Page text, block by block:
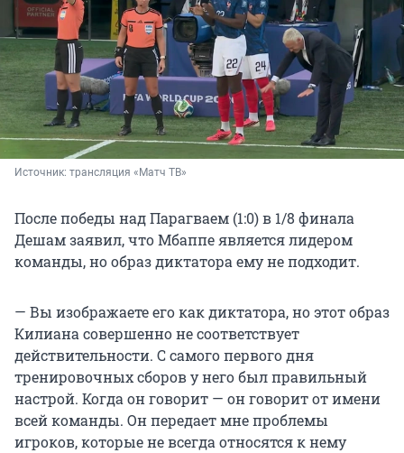
Источник: трансляция «Матч ТВ»
После победы над Парагваем (1:0) в 1/8 финала
Дешам заявил, что Мбаппе является лидером
команды, но образ диктатора ему не подходит.
— Вы изображаете его как диктатора, но этот образ
Килиана совершенно не соответствует
действительности. С самого первого дня
тренировочных сборов у него был правильный
настрой. Когда он говорит — он говорит от имени
всей команды. Он передает мне проблемы
игроков, которые не всегда относятся к нему